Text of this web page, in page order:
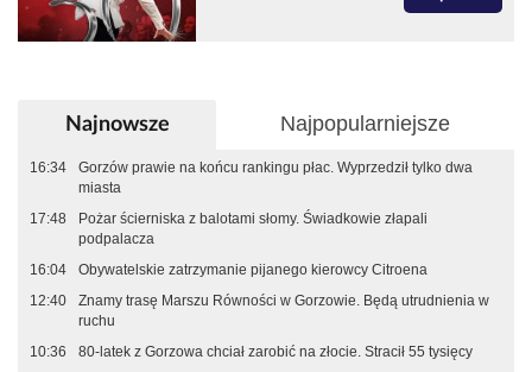
Najnowsze Najpopularniejsze
16:34
Gorzów prawie na końcu rankingu płac. Wyprzedził tylko dwa
miasta
17:48
Pożar ścierniska z balotami słomy. Świadkowie złapali
podpalacza
16:04
Obywatelskie zatrzymanie pijanego kierowcy Citroena
12:40
Znamy trasę Marszu Równości w Gorzowie. Będą utrudnienia w
ruchu
10:36
80-latek z Gorzowa chciał zarobić na złocie. Stracił 55 tysięcy